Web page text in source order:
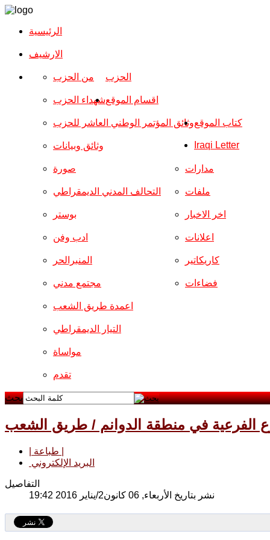
الرئيسية
الارشیف
الحزب من الحزب
شهداء الحزب
وثائق المؤتمر الوطني العاشر للحزب
وثائق وبيانات
اقسام الموقع
صورة
التحالف المدني الديمقراطي
بوستر
ادب وفن
المنبرالحر
مجتمع مدني
مدارات
ملفات
اخر الاخبار
اعلانات
كاريكاتير
فضاءات
اعمدة طريق الشعب
التيار الديمقراطي
مواساة
تقدم
كتاب الموقع
Iraqi Letter
بحث
الفرعية في منطقة الدوانم / طريق الشعب
البريد الإلكتروني
التفاصيل
نشر بتاريخ الأربعاء, 06 كانون2/يناير 2016 19:42